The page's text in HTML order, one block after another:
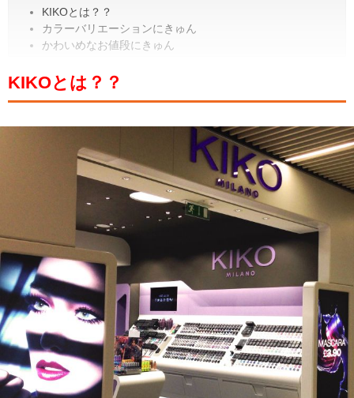
KIKOとは？？
カラーバリエーションにきゅん
かわいめなお値段にきゅん
KIKOとは？？